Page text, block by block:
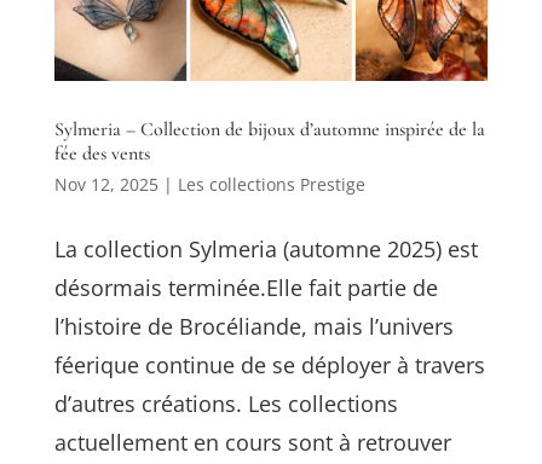
Sylmeria – Collection de bijoux d’automne inspirée de la
fée des vents
Nov 12, 2025| Les collections Prestige
La collection Sylmeria (automne 2025) est
désormais terminée.Elle fait partie de
l’histoire de Brocéliande, mais l’univers
féerique continue de se déployer à travers
d’autres créations. Les collections
actuellement en cours sont à retrouver